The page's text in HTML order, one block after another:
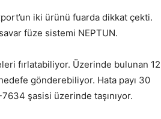
iki ürünü fuarda dikkat çekti.
füze sistemi NEPTUN.
fırlatabiliyor. Üzerinde bulunan 12
gönderebiliyor. Hata payı 30
şasisi üzerinde taşınıyor.